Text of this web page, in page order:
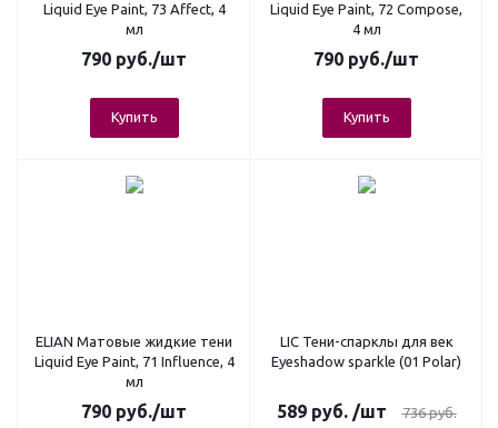
Liquid Eye Paint, 73 Affect, 4
мл
790 руб./шт
Купить
Liquid Eye Paint, 72 Compose,
4 мл
790 руб./шт
Купить
ELIAN Матовые жидкие тени
Liquid Eye Paint, 71 Influence, 4
мл
790 руб./шт
LIC Тени-спарклы для век
Eyeshadow sparkle (01 Polar)
589руб. /шт 736руб.